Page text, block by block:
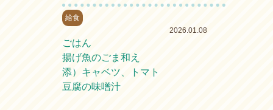
給食
2026.01.08
ごはん
揚げ魚のごま和え
添）キャベツ、トマト
豆腐の味噌汁